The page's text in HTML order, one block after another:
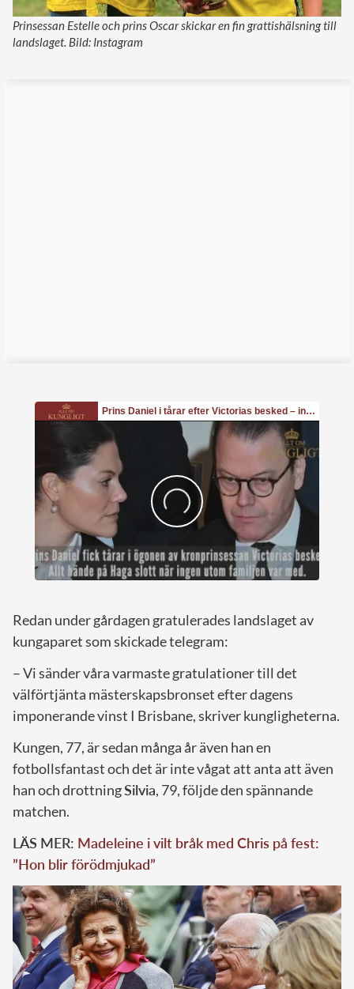
Prinsessan Estelle och prins Oscar skickar en fin grattishälsning till
landslaget. Bild: Instagram
Redan under gårdagen gratulerades landslaget av
kungaparet som skickade telegram:
– Vi sänder våra varmaste gratulationer till det
välförtjänta mästerskapsbronset efter dagens
imponerande vinst I Brisbane, skriver kungligheterna.
Kungen, 77, är sedan många år även han en
fotbollsfantast och det är inte vågat att anta att även
han och drottningSilvia, 79, följde den spännande
matchen.
LÄS MER: Madeleine i vilt bråk med Chris på fest:
”Hon blir förödmjukad”